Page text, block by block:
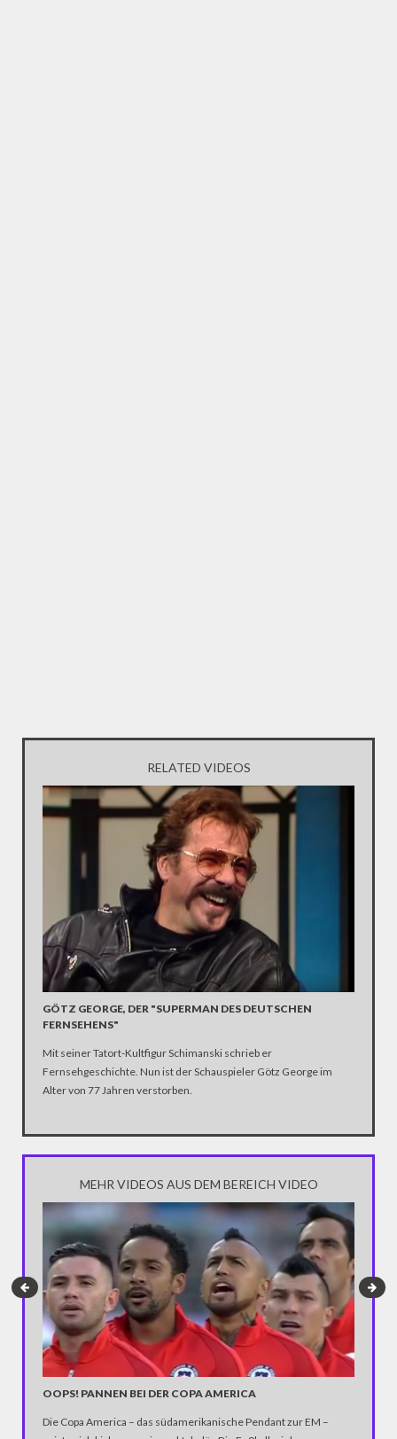
RELATED VIDEOS
GÖTZ GEORGE, DER "SUPERMAN DES DEUTSCHEN
FERNSEHENS"
Mit seiner Tatort-Kultfigur Schimanski schrieb er
Fernsehgeschichte. Nun ist der Schauspieler Götz George im
Alter von 77 Jahren verstorben.
MEHR VIDEOS AUS DEM BEREICH VIDEO
OOPS! PANNEN BEI DER COPA AMERICA
Die Copa America – das südamerikanische Pendant zur EM –